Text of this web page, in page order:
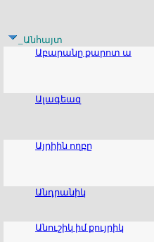
_Անհայտ
Աբարանը քարոտ ա
Ալագեազ
Այրիին ողբը
Անդրանիկ
Անուշիկ իմ քույրիկ